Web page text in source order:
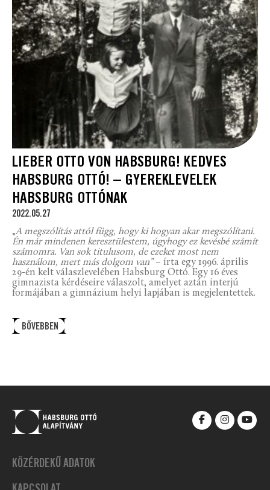
LIEBER OTTO VON HABSBURG! KEDVES
HABSBURG OTTÓ! – GYEREKLEVELEK
HABSBURG OTTÓNAK
2022.05.27
„A megszólítás attól függ, hogy ki hogyan akar megszólítani.
Én már mindenen keresztülestem, úgyhogy ez kevésbé számít
számomra. Van sok titulusom, de ezeket most nem
használom, mert más dolgom van”– írta egy 1996. április
29-én kelt válaszlevelében Habsburg Ottó. Egy 16 éves
gimnazista kérdéseire válaszolt, amelyet aztán interjú
formájában a gimnázium helyi lapjában is megjelentettek.
BŐVEBBEN
KÖZÉRDEKŰ ADATOK